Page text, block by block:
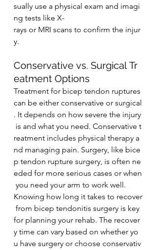
sually use a physical exam and imagi
ng tests l﻿ike X-
rays or MRI scans to confirm the injur
y.
Conservative vs. Surgical Tr
eatment Options
Treatment for bicep tendon ruptures
can be either conservative or surgical
. It depends on how severe the injury
is and what you need. Conservative t
reatment includes physical therapy a
nd managing pain. Surgery, like bice
p tendon rupture surgery, is often ne
eded for more serious cases or when
you need your arm to work well.
Knowing how long it takes to recover
from bicep tendonitis surgery is key
for planning your rehab. The recover
y time can vary based on whether yo
u have surgery or choose conservativ